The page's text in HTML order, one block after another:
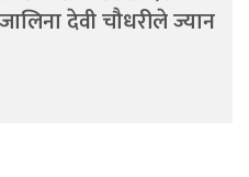
देवी चौधरीले ज्यान